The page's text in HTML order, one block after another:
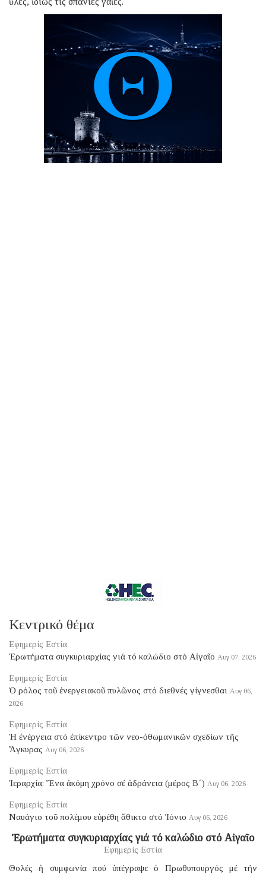
Κεντρικό θέμα
Εφημερίς Εστία
Ἐρωτήματα συγκυριαρχίας γιά τό καλώδιο στό Αἰγαῖο Αυγ 07, 2026
Εφημερίς Εστία
Ὁ ρόλος τοῦ ἐνεργειακοῦ πυλῶνος στό διεθνές γίγνεσθαι Αυγ 06,
2026
Εφημερίς Εστία
Ἡ ἐνέργεια στό ἐπίκεντρο τῶν νεο-ὀθωμανικῶν σχεδίων τῆς
Ἄγκυρας Αυγ 06, 2026
Εφημερίς Εστία
Ἱεραρχία: Ἕνα ἀκόμη χρόνο σέ ἀδράνεια (μέρος B΄) Αυγ 06, 2026
Εφημερίς Εστία
Ναυάγιο τοῦ πολέμου εὑρέθη ἄθικτο στό Ἰόνιο Αυγ 06, 2026
Ἐρωτήματα συγκυριαρχίας γιά τό καλώδιο στό Αἰγαῖο
Εφημερίς Εστία
Θολές ἡ συμφωνία πού ὑπέγραψε ὁ Πρωθυπουργός μέ τήν